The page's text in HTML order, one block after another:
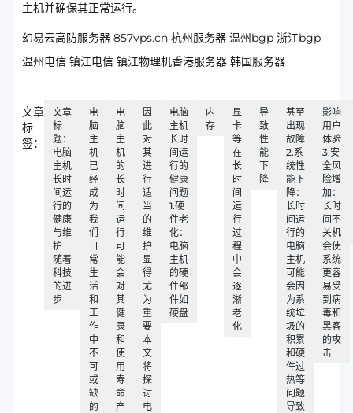
主机并确保其正常运行。
幻易云高防服务器 857vps.cn 杭州服务器 温州bgp 浙江bgp
温州电信 镇江电信 镇江物理机香港服务器 韩国服务器
文章
标
签：
文章
标
题：
电脑
主机
长时
间运
行的
健康
与维
护
随着
科技
的进
步
电
脑
主
机
已
经
成
为
我
们
日
常
生
活
和
工
作
中
不
可
或
缺
的
电
脑
主
机
的
长
时
间
运
行
可
能
会
对
其
健
康
和
使
用
寿
命
产
因
此
对
其
进
行
适
当
的
维
护
显
得
尤
为
重
要
本
文
将
探
讨
电
电脑
主机
长时
间运
行的
健康
问题
1.硬
件老
化：
电脑
主机
的硬
件部
件如
硬盘
内
存
显
卡
等
在
长
时
间
运
行
过
程
中
会
逐
渐
老
化
导
致
性
能
下
降
甚至
出现
故障
2.系
统性
能下
降：
长时
间运
行的
电脑
主机
可能
会因
为系
统垃
圾的
积累
和硬
件过
热等
问题
导致
影响
用户
体验
3.安
全风
险增
加：
长时
间不
关机
会使
系统
更容
易受
到病
毒和
黑客
的攻
击